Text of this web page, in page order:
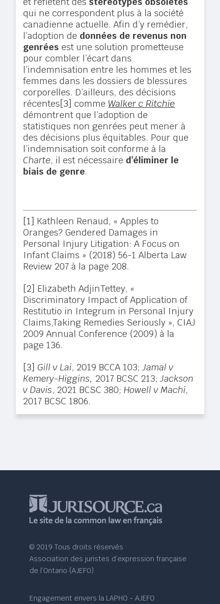
qui ne correspondent plus à la société
canadienne actuelle. Afin d’y remédier,
l’adoption de données de revenus non
genrées est une solution prometteuse
pour combler l’écart dans
l’indemnisation entre les hommes et les
femmes dans les dossiers de blessures
corporelles. D’ailleurs, des décisions
récentes[3] comme Walker c Ritchie
démontrent que l’adoption de
statistiques non genrées peut mener à
des décisions plus équitables. Pour que
l’indemnisation soit conforme à la
Charte, il est nécessaire d’éliminer le
biais de genre.
[1] Kathleen Renaud, « Apples to
Oranges? Gendered Damages in
Personal Injury Litigation: A Focus on
Infant Claims » (2018) 56-1 Alberta Law
Review 207 à la page 208.
[2] Elizabeth AdjinTettey, «
Discriminatory Impact of Application of
Restitutio in Integrum in Personal Injury
Claims,Taking Remedies Seriously », CIAJ
2009 Annual Conference (2009) à la
page 136.
[3] Gill v Lai, 2019 BCCA 103;Jamal v
Kemery-Higgins, 2017 BCSC 213;Jackson
v Davis, 2021 BCSC 380;Howell v Machi,
2017 BCSC 1806.
© 2019 Tous droits réservés
Association des juristes d’expression française
de l’Ontario (AJEFO)
Engagement envers la LAPHO - AJEFO